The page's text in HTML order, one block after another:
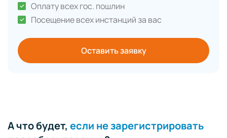
Оплату всех гос. пошлин
Посещение всех инстанций за вас
Оставить заявку
А что будет, если не зарегистрировать